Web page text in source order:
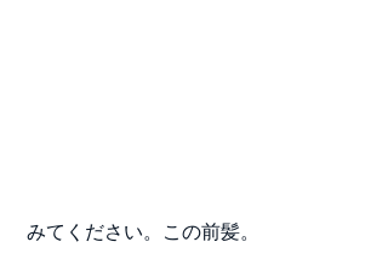
みてください。この前髪。